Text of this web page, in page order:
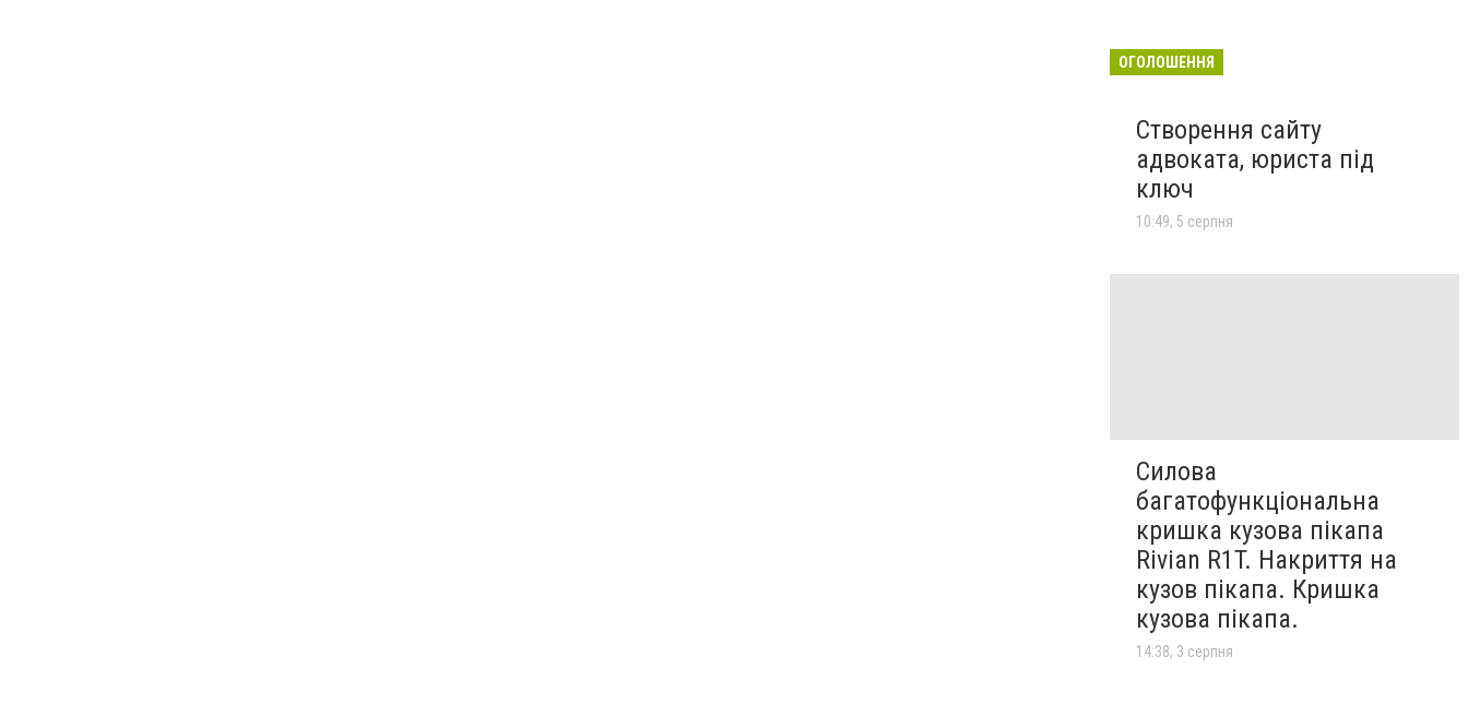
ОГОЛОШЕННЯ
Створення сайту
адвоката, юриста під
ключ
10:49, 5 серпня
Силова
багатофункціональна
кришка кузова пікапа
Rivian R1T. Накриття на
кузов пікапа. Кришка
кузова пікапа.
14:38, 3 серпня